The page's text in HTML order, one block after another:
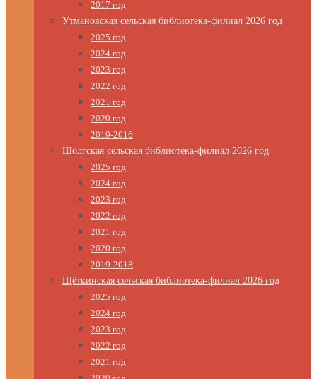
2017 год
Утмановская сельская библиотека-филиал 2026 год
2025 год
2024 год
2023 год
2022 год
2021 год
2020 год
2019-2016
Шолгская сельская библиотека-филиал 2026 год
2025 год
2024 год
2023 год
2022 год
2021 год
2020 год
2019-2018
Щёткинская сельская библиотека-филиал 2026 год
2025 год
2024 год
2023 год
2022 год
2021 год